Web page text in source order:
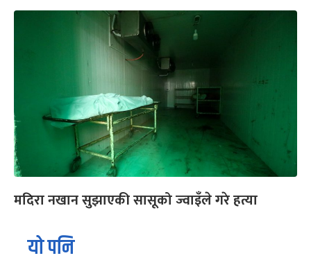
मदिरा नखान सुझाएकी सासूको ज्वाइँले गरे हत्या
यो पनि